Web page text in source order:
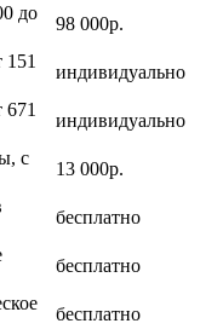
до
98 000р.
индивидуально
индивидуально
с
13 000р.
бесплатно
бесплатно
бесплатно